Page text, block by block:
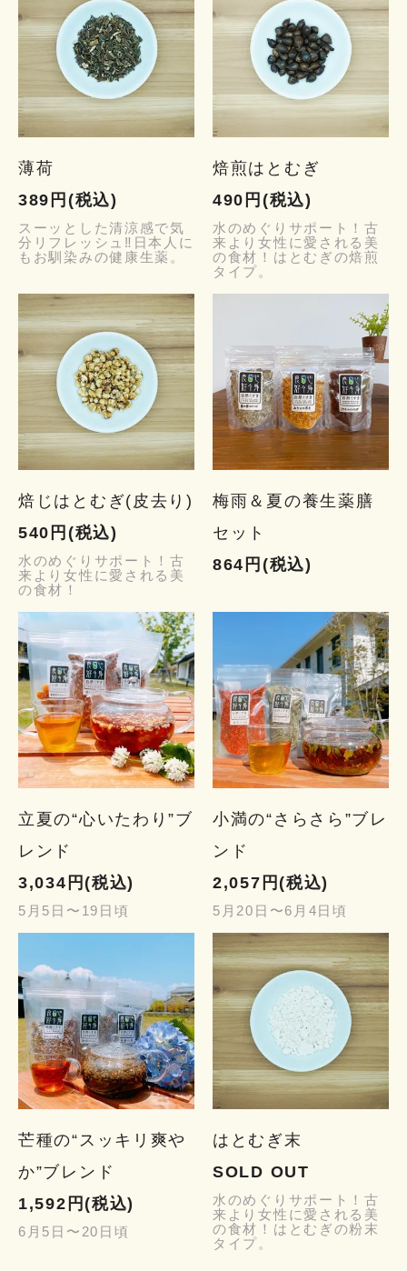
薄荷
389円(税込)
スーッとした清涼感で気
分リフレッシュ‼日本人に
もお馴染みの健康生薬。
焙煎はとむぎ
490円(税込)
水のめぐりサポート！古
来より女性に愛される美
の食材！はとむぎの焙煎
タイプ。
焙じはとむぎ(皮去り)
540円(税込)
水のめぐりサポート！古
来より女性に愛される美
の食材！
梅雨＆夏の養生薬膳
セット
864円(税込)
立夏の“心いたわり”ブ
レンド
3,034円(税込)
5月5日〜19日頃
小満の“さらさら”ブレ
ンド
2,057円(税込)
5月20日〜6月4日頃
芒種の“スッキリ爽や
か”ブレンド
1,592円(税込)
6月5日〜20日頃
はとむぎ末
SOLD OUT
水のめぐりサポート！古
来より女性に愛される美
の食材！はとむぎの粉末
タイプ。